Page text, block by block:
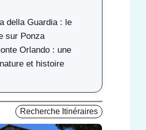
della Guardia : le
sur Ponza
Orlando : une
et histoire
Recherche Itinéraires